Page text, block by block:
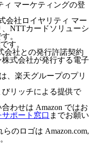
ィ マーケティングの登
会社ロイヤリティ マー
NTTカードソリューシ
。
す。
会社との発行許諾契約
式会社が発行する電子
、楽天グループのプリ
リッチによる提供で
わせは Amazon ではお
ポート窓口 までお願い
のロゴは Amazon.com,